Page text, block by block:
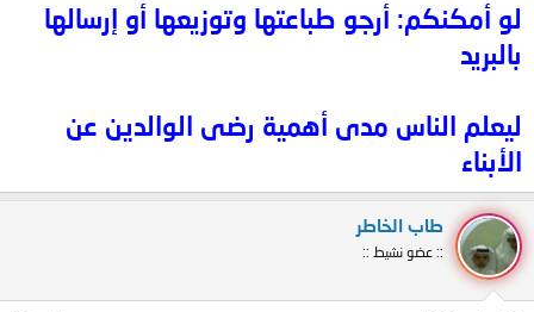
لو أمكنكم: أرجو طباعتها وتوزيعها أو إرسالها
بالبريد
ليعلم الناس مدى أهمية رضى الوالدين عن
الأبناء
طاب الخاطر
:: عضو نشيط ::